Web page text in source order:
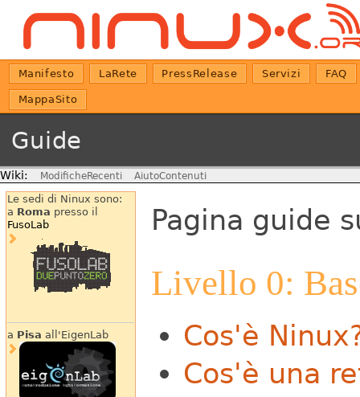
Manifesto LaRete PressRelease Servizi FAQ
MappaSito
Guide
Wiki: ModificheRecenti AiutoContenuti
Le sedi di Ninux sono:
a Roma presso il
FusoLab
a Pisa all'EigenLab
Pagina guide
Livello 0:
Cos'è
Cos'è una